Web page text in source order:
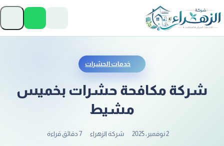
تخطَّ إلى المحتوى
خدمات الحشرات
شركة مكافحة حشرات بخميس
مشيط
2 نوفمبر، 2025 شركة الزهراء 7 دقائق قراءة